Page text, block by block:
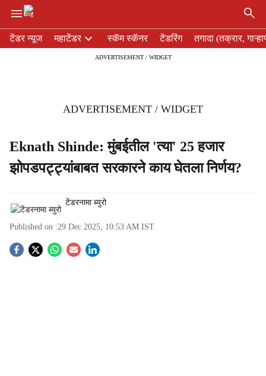
e
टेंडर न्यूज महाटेंडर स्कॅम स्कॅनर टेंडरिंग तगादा (तक्रार,
ADVERTISEMENT / WIDGET
ADVERTISEMENT / WIDGET
Eknath Shinde: मुंबईतील 'त्या' 25 हजार
झोपडपट्ट्यांबाबत सरकारने काय घेतला निर्णय?
टेंडरनामा ब्युरो
Published on :29 Dec 2025, 10:53 AM IST
S